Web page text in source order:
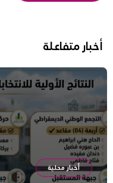
أخبار متفاعلة
أخبار محلية